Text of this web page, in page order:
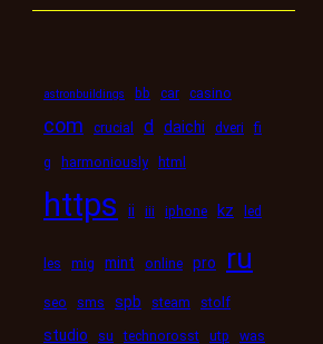
astronbuildings bb car casino
com crucial d daichi dveri fi
g harmoniously html
https ii iii iphone kz led
les mig mint online pro ru
seo sms spb steam stolf
studio su technorosst utp was